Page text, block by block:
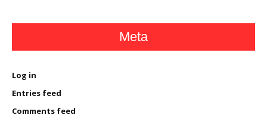
Meta
Log in
Entries feed
Comments feed